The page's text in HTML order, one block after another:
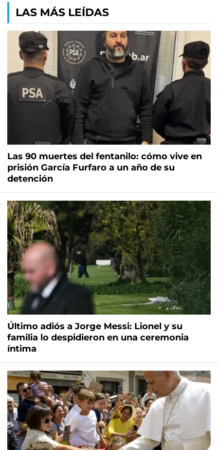
LAS MÁS LEÍDAS
Las 90 muertes del fentanilo: cómo vive en
prisión García Furfaro a un año de su
detención
Último adiós a Jorge Messi: Lionel y su
familia lo despidieron en una ceremonia
íntima